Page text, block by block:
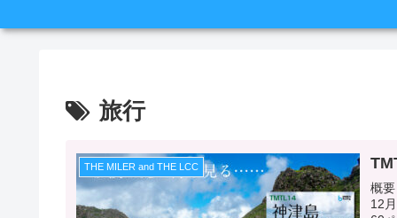
旅行
THE MILER and THE LCC
概
12